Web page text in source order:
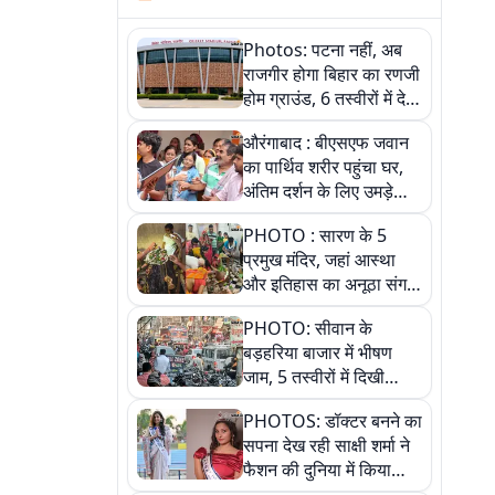
Photos: पटना नहीं, अब
राजगीर होगा बिहार का रणजी
होम ग्राउंड, 6 तस्वीरों में देखें
नए स्टेडियम की पूरी कहानी
औरंगाबाद : बीएसएफ जवान
का पार्थिव शरीर पहुंचा घर,
अंतिम दर्शन के लिए उमड़े
लोग
PHOTO : सारण के 5
प्रमुख मंदिर, जहां आस्था
और इतिहास का अनूठा संगम,
तस्वीरों में जानिए
PHOTO: सीवान के
बड़हरिया बाजार में भीषण
जाम, 5 तस्वीरों में दिखी
अव्यवस्था
PHOTOS: डॉक्टर बनने का
सपना देख रही साक्षी शर्मा ने
फैशन की दुनिया में किया